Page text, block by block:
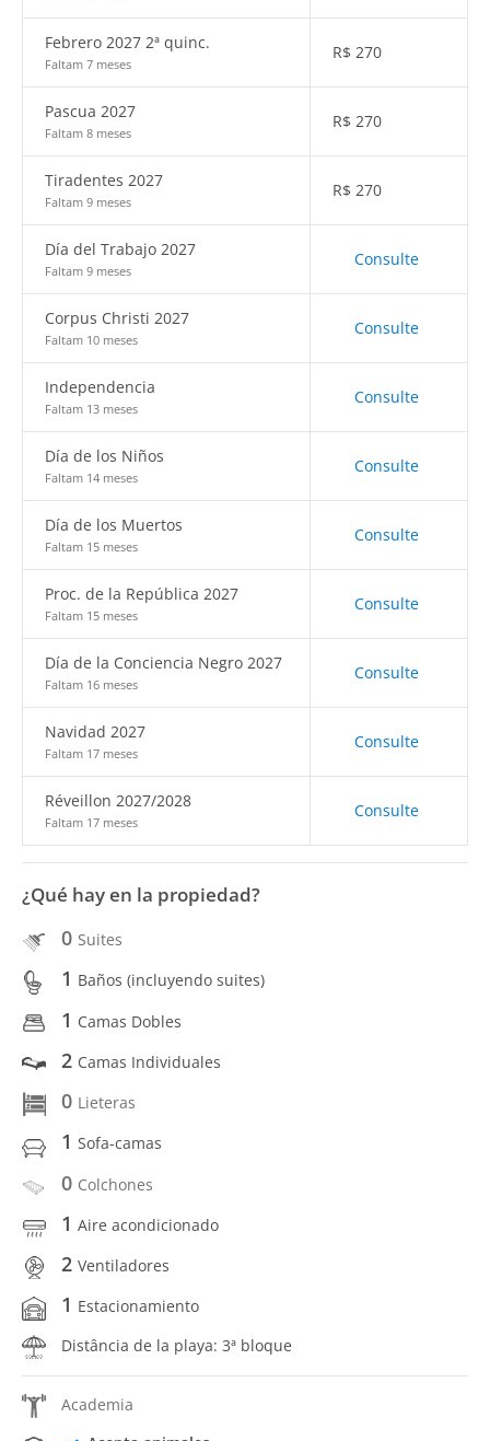
Febrero 2027 2ª quinc.
Faltam 7 meses
R$ 270
Pascua 2027
Faltam 8 meses
R$ 270
Tiradentes 2027
Faltam 9 meses
R$ 270
Día del Trabajo 2027
Faltam 9 meses
Consulte
Corpus Christi 2027
Faltam 10 meses
Consulte
Independencia
Faltam 13 meses
Consulte
Día de los Niños
Faltam 14 meses
Consulte
Día de los Muertos
Faltam 15 meses
Consulte
Proc. de la República 2027
Faltam 15 meses
Consulte
Día de la Conciencia Negro 2027
Faltam 16 meses
Consulte
Navidad 2027
Faltam 17 meses
Consulte
Réveillon 2027/2028
Faltam 17 meses
Consulte
¿Qué hay en la propiedad?
0 Suites
1 Baños (incluyendo suites)
1 Camas Dobles
2 Camas Individuales
0 Lieteras
1 Sofa-camas
0 Colchones
1 Aire acondicionado
2 Ventiladores
1 Estacionamiento
Distância de la playa: 3ª bloque
Academia